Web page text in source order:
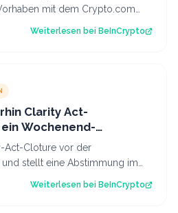
mit dem Crypto.com
Weiterlesen bei BeInCrypto
Clarity Act-
Wochenend-
bedeuten könnte
Act-Cloture vor der
stellt eine Abstimmung im
Weiterlesen bei BeInCrypto